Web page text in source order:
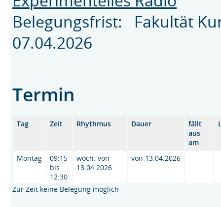
Belegungsfrist: Fakultät
07.04.2026
Termin
Tag Zeit Rhythmus Dauer
fällt
aus
am
Montag
09:15
bis
12:30
wöch. von
13.04.2026
von 13.04.2026
Zur Zeit keine Belegung möglich